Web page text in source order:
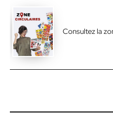
Consultez la